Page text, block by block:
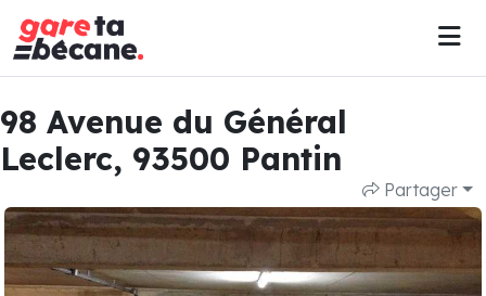
98 Avenue du Général
Leclerc, 93500 Pantin
Partager